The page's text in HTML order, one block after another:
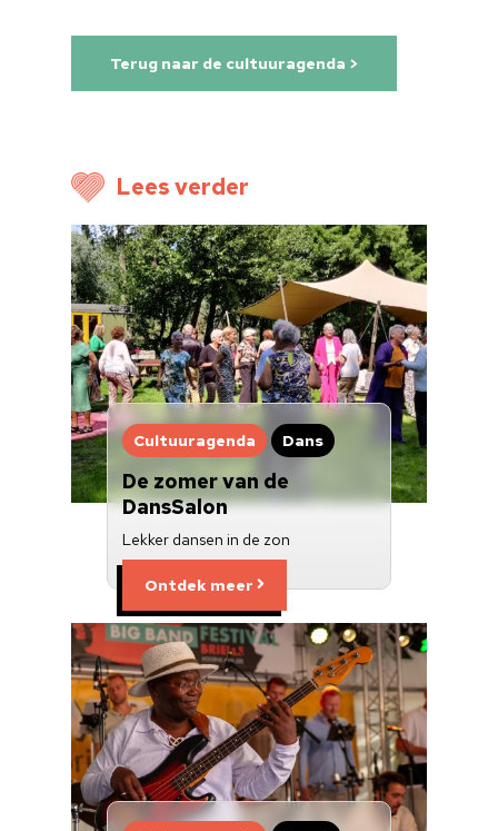
Terug naar de cultuuragenda >
Lees verder
Cultuuragenda Dans
De zomer van de
DansSalon
Lekker dansen in de zon
Ontdek meer
Home
Cultuuragenda
Voor
Cultuur op school
Over ons
Nieuwsbrief
Doneren